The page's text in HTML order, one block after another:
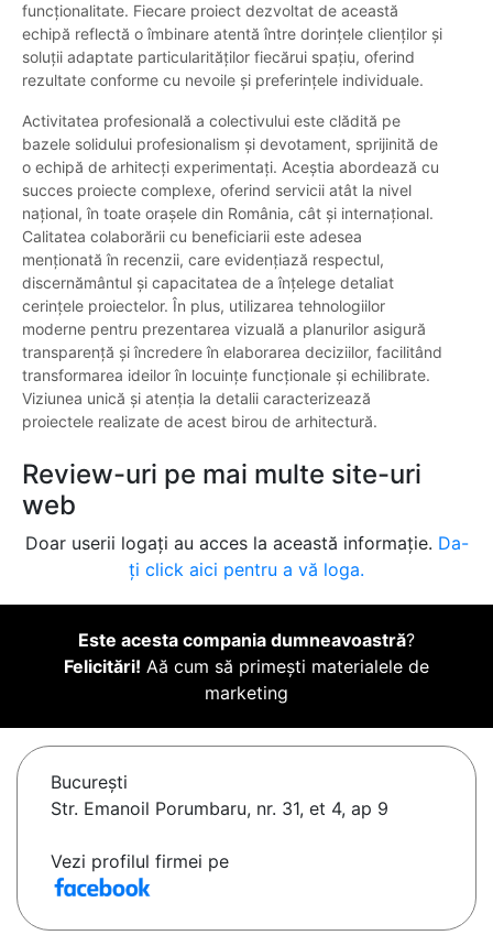
funcționalitate. Fiecare proiect dezvoltat de această
echipă reflectă o îmbinare atentă între dorințele clienților și
soluții adaptate particularităților fiecărui spațiu, oferind
rezultate conforme cu nevoile și preferințele individuale.
Activitatea profesională a colectivului este clădită pe
bazele solidului profesionalism și devotament, sprijinită de
o echipă de arhitecți experimentați. Aceștia abordează cu
succes proiecte complexe, oferind servicii atât la nivel
național, în toate orașele din România, cât și internațional.
Calitatea colaborării cu beneficiarii este adesea
menționată în recenzii, care evidențiază respectul,
discernământul și capacitatea de a înțelege detaliat
cerințele proiectelor. În plus, utilizarea tehnologiilor
moderne pentru prezentarea vizuală a planurilor asigură
transparență și încredere în elaborarea deciziilor, facilitând
transformarea ideilor în locuințe funcționale și echilibrate.
Viziunea unică și atenția la detalii caracterizează
proiectele realizate de acest birou de arhitectură.
Review-uri pe mai multe site-uri
web
Doar userii logați au acces la această informație. Da-
ți click aici pentru a vă loga.
Este acesta compania dumneavoastră?
Felicitări! Aă cum să primești materialele de
marketing
Bucureşti
Str. Emanoil Porumbaru, nr. 31, et 4, ap 9
Vezi profilul firmei pe